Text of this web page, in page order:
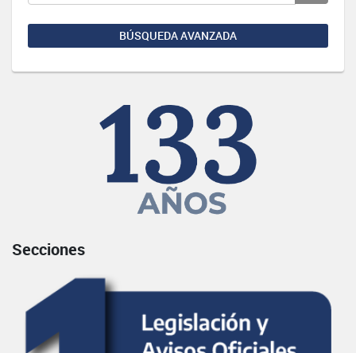
BÚSQUEDA AVANZADA
Secciones